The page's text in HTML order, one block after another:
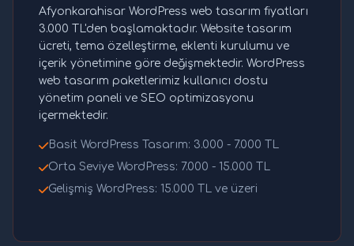
Afyonkarahisar WordPress web tasarım fiyatları
3.000 TL'den başlamaktadır. Website tasarım
ücreti, tema özelleştirme, eklenti kurulumu ve
içerik yönetimine göre değişmektedir. WordPress
web tasarım paketlerimiz kullanıcı dostu
yönetim paneli ve SEO optimizasyonu
içermektedir.
Basit WordPress Tasarım: 3.000 - 7.000 TL
Orta Seviye WordPress: 7.000 - 15.000 TL
Gelişmiş WordPress: 15.000 TL ve üzeri